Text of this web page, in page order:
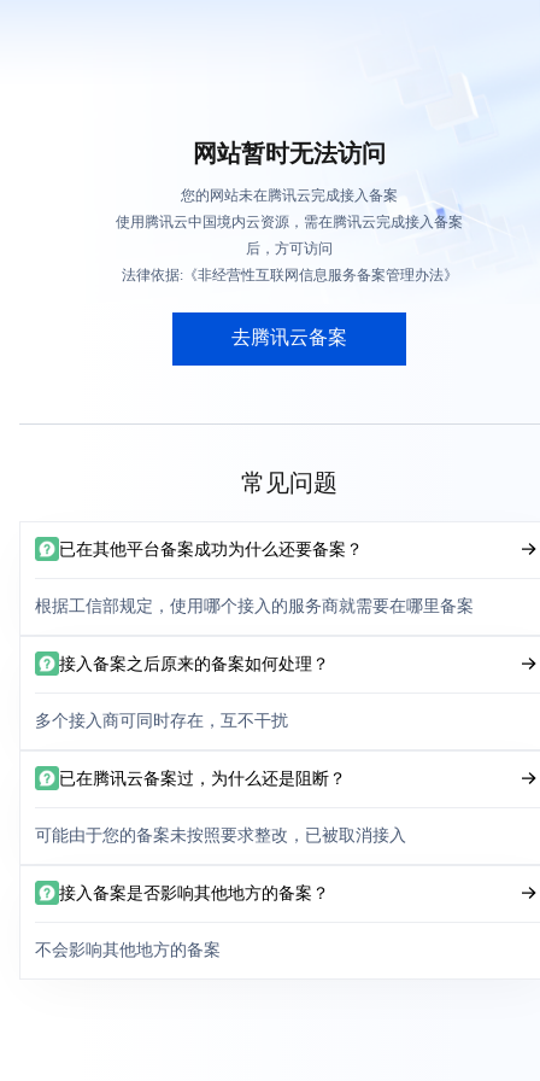
网站暂时无法访问
您的网站未在腾讯云完成接入备案
使用腾讯云中国境内云资源，需在腾讯云完成接入备案
后，方可访问
法律依据:《非经营性互联网信息服务备案管理办法》
去腾讯云备案
常见问题
已在其他平台备案成功为什么还要备案？
根据工信部规定，使用哪个接入的服务商就需要在哪里备案
接入备案之后原来的备案如何处理？
多个接入商可同时存在，互不干扰
已在腾讯云备案过，为什么还是阻断？
可能由于您的备案未按照要求整改，已被取消接入
接入备案是否影响其他地方的备案？
不会影响其他地方的备案